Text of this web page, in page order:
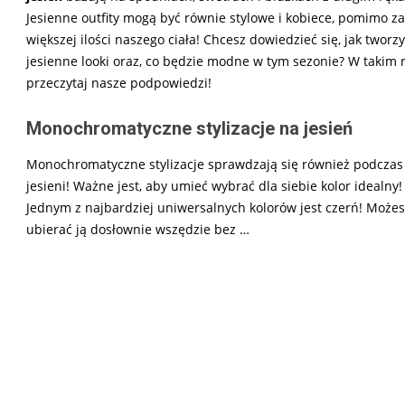
Jesienne outfity mogą być równie stylowe i kobiece, pomimo
większej ilości naszego ciała! Chcesz dowiedzieć się, jak
jesienne looki oraz, co będzie modne w tym sezonie? W takim
przeczytaj nasze podpowiedzi!
Monochromatyczne stylizacje na jesień
Monochromatyczne stylizacje sprawdzają się również podczas
jesieni! Ważne jest, aby umieć wybrać dla siebie kolor idealny!
Jednym z najbardziej uniwersalnych kolorów jest czerń!
ubierać ją dosłownie wszędzie bez …